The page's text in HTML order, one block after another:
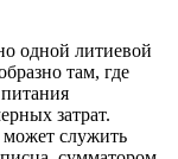
одной литиевой
там, где
затрат.
служить